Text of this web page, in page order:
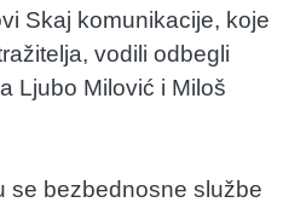
Skaj komunikacije, koje
vodili odbegli
Ljubo Milović i Miloš
se bezbednosne službe